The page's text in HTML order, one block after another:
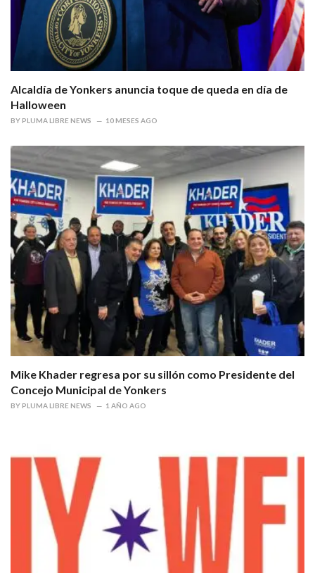
Alcaldía de Yonkers anuncia toque de queda en día de
Halloween
BY PLUMA LIBRE NEWS 10 MESES AGO
Mike Khader regresa por su sillón como Presidente del
Concejo Municipal de Yonkers
BY PLUMA LIBRE NEWS 1 AÑO AGO